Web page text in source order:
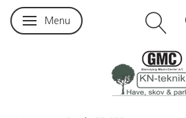
Skifte navigation
Menu